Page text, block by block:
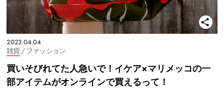
2023.04.04
雑貨/ ファッション
買いそびれてた人急いで！イケア×マリメッコの一
部アイテムがオンラインで買えるって！